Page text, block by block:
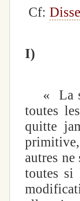
Cf:
« La
toutes
quitte
autres
toutes si